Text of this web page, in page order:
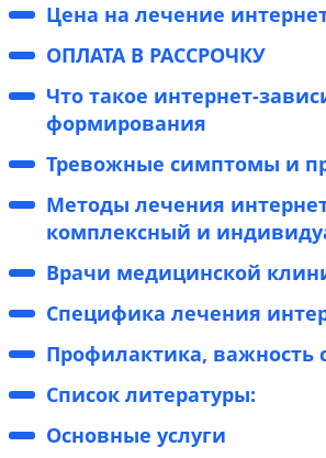
Цена на лечение
ОПЛАТА В РАССРОЧКУ
Что такое интернет-
формирования
Тревожные симптомы и
Методы лечения
комплексный и
Врачи медицинской
Специфика лечения
Профилактика, важность
Список литературы:
Основные услуги